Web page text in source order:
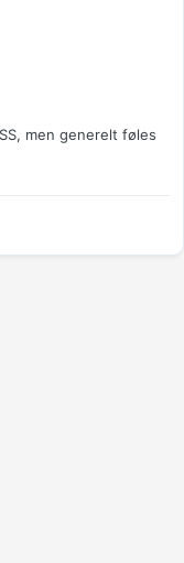
men generelt føles